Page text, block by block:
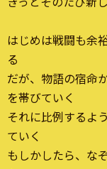
はじめは戦闘も余
る
だが、物語の宿命
を帯びていく
それに比例するよ
ていく
もしかしたら、な